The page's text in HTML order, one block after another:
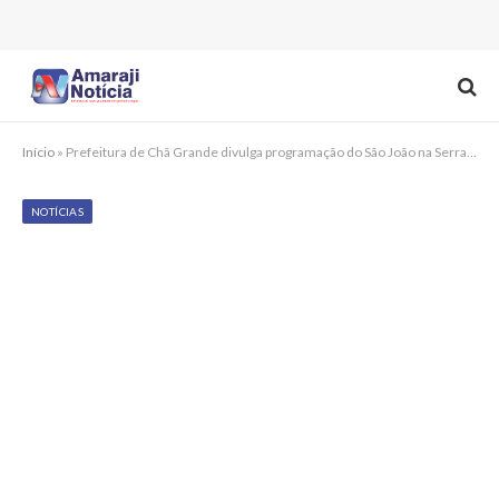
Início » Prefeitura de Chã Grande divulga programação do São João na Serra; confira
NOTÍCIAS